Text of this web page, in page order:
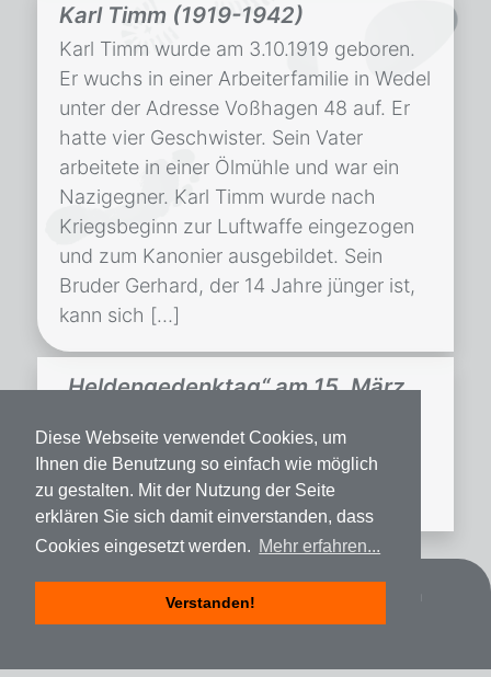
Diese Webseite verwendet Cookies, um
Ihnen die Benutzung so einfach wie möglich
zu gestalten. Mit der Nutzung der Seite
erklären Sie sich damit einverstanden, dass
Cookies eingesetzt werden. Mehr erfahren...
Verstanden!
Karl Timm (1919-1942)
Karl Timm wurde am 3.10.1919 geboren.
Er wuchs in einer Arbeiterfamilie in Wedel
unter der Adresse Voßhagen 48 auf. Er
hatte vier Geschwister. Sein Vater
arbeitete in einer Ölmühle und war ein
Nazigegner. Karl Timm wurde nach
Kriegsbeginn zur Luftwaffe eingezogen
und zum Kanonier ausgebildet. Sein
Bruder Gerhard, der 14 Jahre jünger ist,
kann sich […]
„Heldengedenktag“ am 15. März
Veröffentlicht am29. Dezember 2017
Quickborn-Hasloher Tageblatt
18.03.1942
Impressum